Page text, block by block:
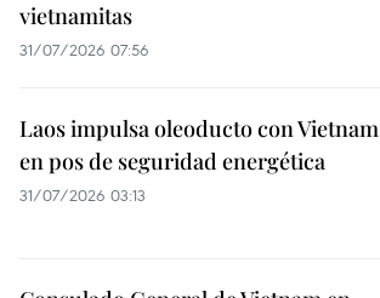
vietnamitas
31/07/2026 07:56
Laos impulsa oleoducto con Vietnam
en pos de seguridad energética
31/07/2026 03:13